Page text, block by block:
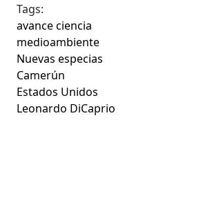
Tags:
avance ciencia
medioambiente
Nuevas especias
Camerún
Estados Unidos
Leonardo DiCaprio